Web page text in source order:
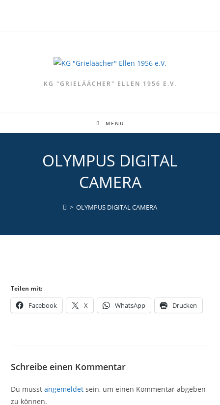
KG "GRIELÄÄCHER" ELLEN 1956 E.V.
MENÜ
OLYMPUS DIGITAL
CAMERA
> OLYMPUS DIGITAL CAMERA
Teilen mit:
Facebook X WhatsApp Drucken
Schreibe einen Kommentar
Du musstangemeldet sein, um einen Kommentar abgeben
zu können.